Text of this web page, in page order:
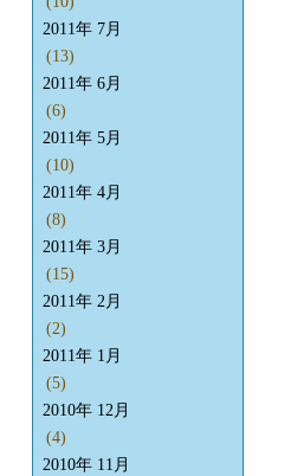
2011年 7月
(13)
2011年 6月
(6)
2011年 5月
(10)
2011年 4月
(8)
2011年 3月
(15)
2011年 2月
(2)
2011年 1月
(5)
2010年 12月
(4)
2010年 11月